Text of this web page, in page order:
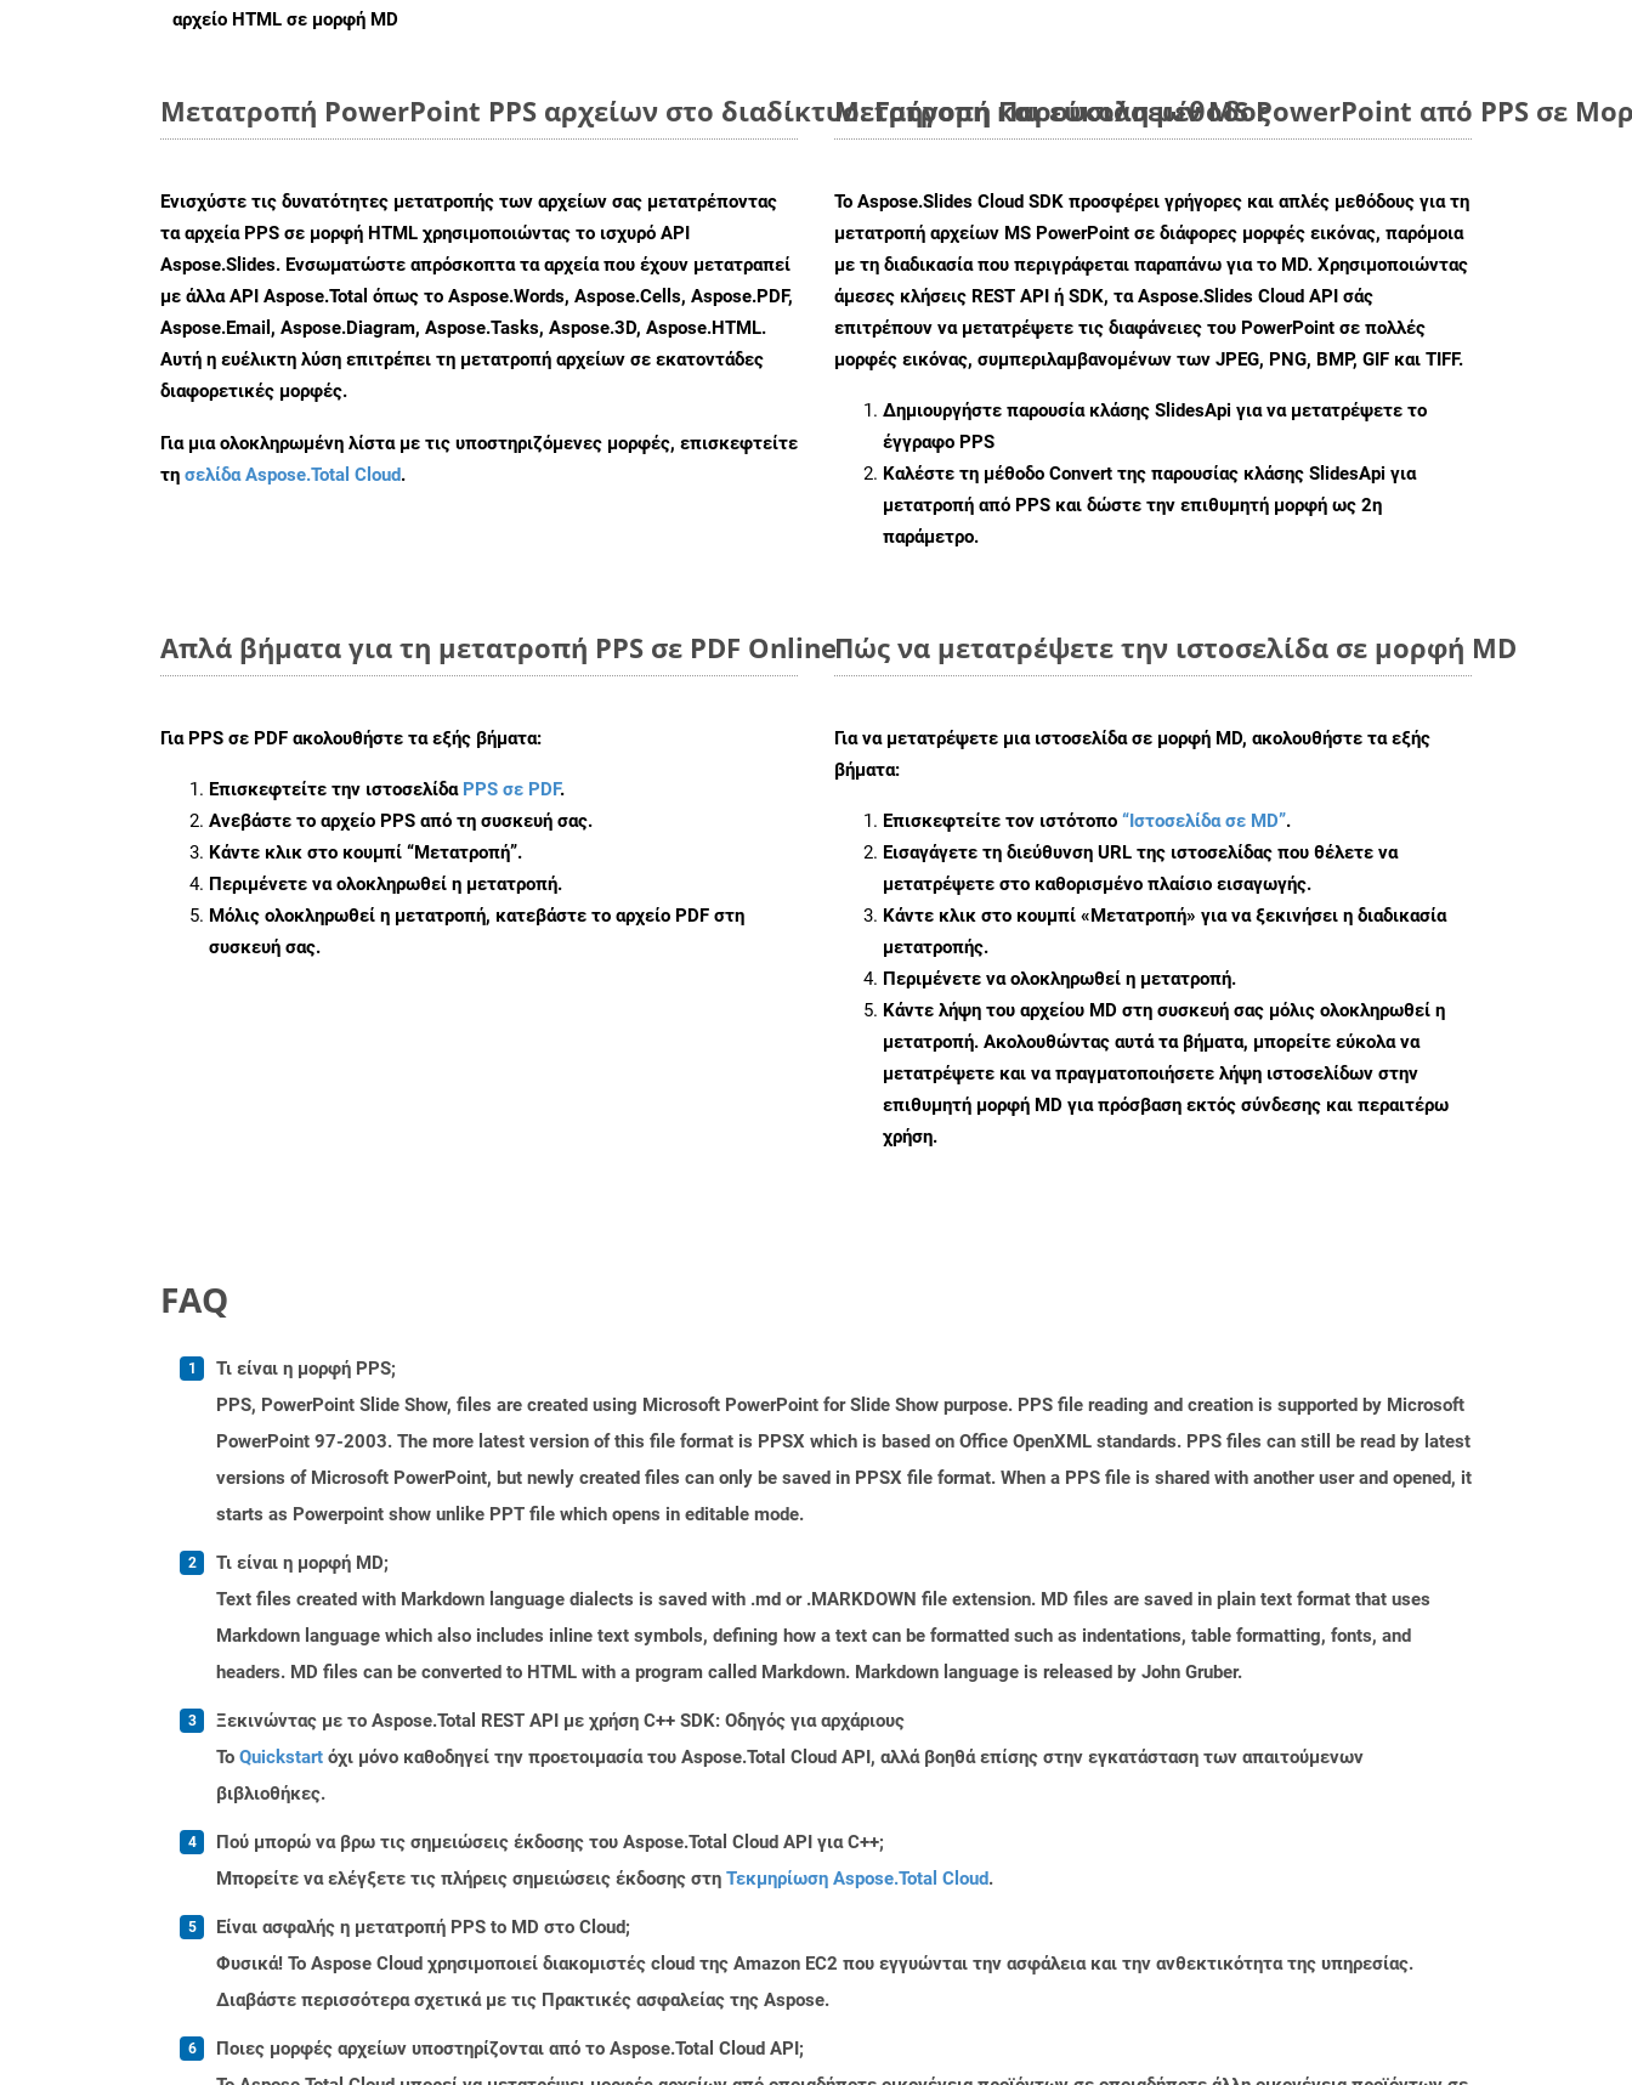
αρχείο HTML σε μορφή MD
Μετατροπή PowerPoint PPS αρχείων στο διαδίκτυο: Γρήγορη και εύκολη μέθοδος
Ενισχύστε τις δυνατότητες μετατροπής των αρχείων σας μετατρέποντας
τα αρχεία PPS σε μορφή HTML χρησιμοποιώντας το ισχυρό API
Aspose.Slides. Ενσωματώστε απρόσκοπτα τα αρχεία που έχουν μετατραπεί
με άλλα API Aspose.Total όπως το Aspose.Words, Aspose.Cells, Aspose.PDF,
Aspose.Email, Aspose.Diagram, Aspose.Tasks, Aspose.3D, Aspose.HTML.
Αυτή η ευέλικτη λύση επιτρέπει τη μετατροπή αρχείων σε εκατοντάδες
διαφορετικές μορφές.
Για μια ολοκληρωμένη λίστα με τις υποστηριζόμενες μορφές, επισκεφτείτε
τη σελίδα Aspose.Total Cloud.
Μετατροπή Παρουσιάσεων MS PowerPoint από PPS σε
Το Aspose.Slides Cloud SDK προσφέρει γρήγορες και απλές μεθόδους για τη
μετατροπή αρχείων MS PowerPoint σε διάφορες μορφές εικόνας, παρόμοια
με τη διαδικασία που περιγράφεται παραπάνω για το MD. Χρησιμοποιώντας
άμεσες κλήσεις REST API ή SDK, τα Aspose.Slides Cloud API σάς
επιτρέπουν να μετατρέψετε τις διαφάνειες του PowerPoint σε πολλές
μορφές εικόνας, συμπεριλαμβανομένων των JPEG, PNG, BMP, GIF και TIFF.
Δημιουργήστε παρουσία κλάσης SlidesApi για να μετατρέψετε το
έγγραφο PPS
Καλέστε τη μέθοδο Convert της παρουσίας κλάσης SlidesApi για
μετατροπή από PPS και δώστε την επιθυμητή μορφή ως 2η
παράμετρο.
Απλά βήματα για τη μετατροπή PPS σε PDF Online
Για PPS σε PDF ακολουθήστε τα εξής βήματα:
Επισκεφτείτε την ιστοσελίδα PPS σε PDF.
Ανεβάστε το αρχείο PPS από τη συσκευή σας.
Κάντε κλικ στο κουμπί “Μετατροπή”.
Περιμένετε να ολοκληρωθεί η μετατροπή.
Μόλις ολοκληρωθεί η μετατροπή, κατεβάστε το αρχείο PDF στη
συσκευή σας.
Πώς να μετατρέψετε την ιστοσελίδα σε μορφή MD
Για να μετατρέψετε μια ιστοσελίδα σε μορφή MD, ακολουθήστε τα εξής
βήματα:
Επισκεφτείτε τον ιστότοπο “Ιστοσελίδα σε MD”.
Εισαγάγετε τη διεύθυνση URL της ιστοσελίδας που θέλετε να
μετατρέψετε στο καθορισμένο πλαίσιο εισαγωγής.
Κάντε κλικ στο κουμπί «Μετατροπή» για να ξεκινήσει η διαδικασία
μετατροπής.
Περιμένετε να ολοκληρωθεί η μετατροπή.
Κάντε λήψη του αρχείου MD στη συσκευή σας μόλις ολοκληρωθεί η
μετατροπή. Ακολουθώντας αυτά τα βήματα, μπορείτε εύκολα να
μετατρέψετε και να πραγματοποιήσετε λήψη ιστοσελίδων στην
επιθυμητή μορφή MD για πρόσβαση εκτός σύνδεσης και περαιτέρω
χρήση.
FAQ
Τι είναι η μορφή PPS;
PPS, PowerPoint Slide Show, files are created using Microsoft PowerPoint for Slide Show purpose. PPS file reading and creation is supported by Microsoft
PowerPoint 97-2003. The more latest version of this file format is PPSX which is based on Office OpenXML standards. PPS files can still be read by latest
versions of Microsoft PowerPoint, but newly created files can only be saved in PPSX file format. When a PPS file is shared with another user and opened, it
starts as Powerpoint show unlike PPT file which opens in editable mode.
Τι είναι η μορφή MD;
Text files created with Markdown language dialects is saved with .md or .MARKDOWN file extension. MD files are saved in plain text format that uses
Markdown language which also includes inline text symbols, defining how a text can be formatted such as indentations, table formatting, fonts, and
headers. MD files can be converted to HTML with a program called Markdown. Markdown language is released by John Gruber.
Ξεκινώντας με το Aspose.Total REST API με χρήση C++ SDK: Οδηγός για αρχάριους
Το Quickstart όχι μόνο καθοδηγεί την προετοιμασία του Aspose.Total Cloud API, αλλά βοηθά επίσης στην εγκατάσταση των απαιτούμενων
βιβλιοθήκες.
Πού μπορώ να βρω τις σημειώσεις έκδοσης του Aspose.Total Cloud API για C++;
Μπορείτε να ελέγξετε τις πλήρεις σημειώσεις έκδοσης στη Τεκμηρίωση Aspose.Total Cloud.
Είναι ασφαλής η μετατροπή PPS to MD στο Cloud;
Φυσικά! Το Aspose Cloud χρησιμοποιεί διακομιστές cloud της Amazon EC2 που εγγυώνται την ασφάλεια και την ανθεκτικότητα της υπηρεσίας.
Διαβάστε περισσότερα σχετικά με τις Πρακτικές ασφαλείας της Aspose.
Ποιες μορφές αρχείων υποστηρίζονται από το Aspose.Total Cloud API;